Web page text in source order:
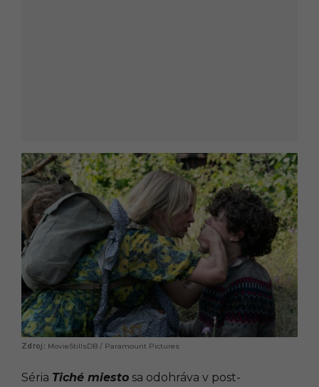
MovieStillsDB / Paramount Pictures
Séria Tiché miesto sa odohráva v post-